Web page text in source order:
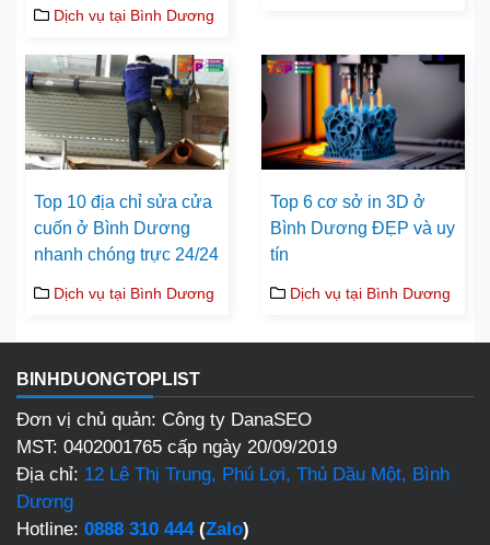
Dịch vụ tại Bình Dương
Top 10 địa chỉ sửa cửa
cuốn ở Bình Dương
nhanh chóng trực 24/24
Dịch vụ tại Bình Dương
Top 6 cơ sở in 3D ở
Bình Dương ĐẸP và uy
tín
Dịch vụ tại Bình Dương
BINHDUONGTOPLIST
Đơn vị chủ quản: Công ty DanaSEO
MST: 0402001765 cấp ngày 20/09/2019
Địa chỉ: 12 Lê Thị Trung, Phú Lợi, Thủ Dầu Một, Bình
Dương
Hotline: 0888 310 444(Zalo)